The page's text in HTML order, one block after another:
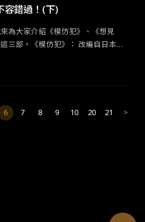
森佐》、泰國超夯 BL 劇《只因我們
的孩子不是你的孩
容錯過！(下)
為大家介紹《模仿犯》、《想見
模仿犯》： 改編自日本推
當時賣出破百萬本的佳績，也被翻
麼樣的方式可以讓這個惡停止，是
6 7 8 9 10 20 21 >